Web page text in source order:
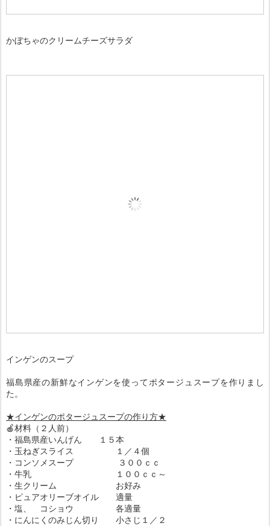
かぼちゃのクリームチーズサラダ
インゲンのスープ
福島県産の新鮮なインゲンを使ってポタージュスープを作りまし
た。
★インゲンのポタージュスープの作り方★
🍎材料（２人前）
・福島県産いんげん １５本
・玉ねぎスライス １／４個
・コンソメスープ ３００ｃｃ
・牛乳 １００ｃｃ～
・生クリーム お好み
・ピュアオリーブオイル 適量
・塩、 コショウ 各適量
・にんにくのみじん切り 小さじ１／２